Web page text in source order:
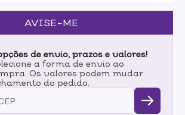
AVISE-ME
de envio, prazos e valores!
a forma de envio ao
Os valores podem mudar
do pedido.